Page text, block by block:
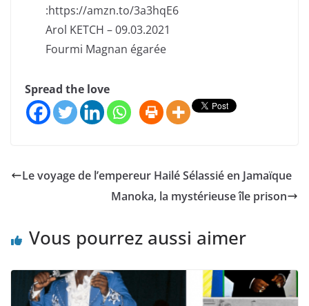
:https://amzn.to/3a3hqE6
Arol KETCH – 09.03.2021
Fourmi Magnan égarée
Spread the love
Le voyage de l’empereur Hailé Sélassié en Jamaïque
Manoka, la mystérieuse île prison
Vous pourrez aussi aimer